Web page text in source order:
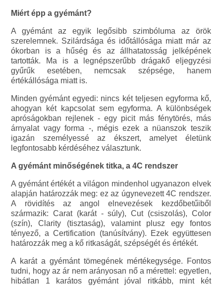
Miért épp a gyémánt?
A gyémánt az egyik legősibb szimbóluma az örök
szerelemnek. Szilárdsága és időtállósága miatt már az
ókorban is a hűség és az állhatatosság jelképének
tartották. Ma is a legnépszerűbb drágakő eljegyzési
gyűrűk esetében, nemcsak szépsége, hanem
értékállósága miatt is.
Minden gyémánt egyedi: nincs két teljesen egyforma kő,
ahogyan két kapcsolat sem egyforma. A különbségek
apróságokban rejlenek - egy picit más fénytörés, más
árnyalat vagy forma -, mégis ezek a nüanszok teszik
igazán személyessé az ékszert, amelyet életünk
legfontosabb kérdéséhez választunk.
A gyémánt minőségének titka, a 4C rendszer
A gyémánt értékét a világon mindenhol ugyanazon elvek
alapján határozzák meg: ez az úgynevezett 4C rendszer.
A rövidítés az angol elnevezések kezdőbetűiből
származik: Carat (karát - súly), Cut (csiszolás), Color
(szín), Clarity (tisztaság), valamint plusz egy fontos
tényező, a Certification (tanúsítvány). Ezek együttesen
határozzák meg a kő ritkaságát, szépségét és értékét.
A karát a gyémánt tömegének mértékegysége. Fontos
tudni, hogy az ár nem arányosan nő a mérettel: egyetlen,
hibátlan 1 karátos gyémánt jóval ritkább, mint két